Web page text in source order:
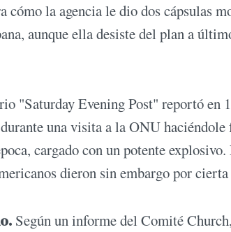
la agencia le dio dos cápsulas
aunque ella desiste del plan a
"Saturday Evening Post" reportó en
una visita a la ONU haciéndole
cargado con un potente
dieron sin embargo por
Según un informe del Comité